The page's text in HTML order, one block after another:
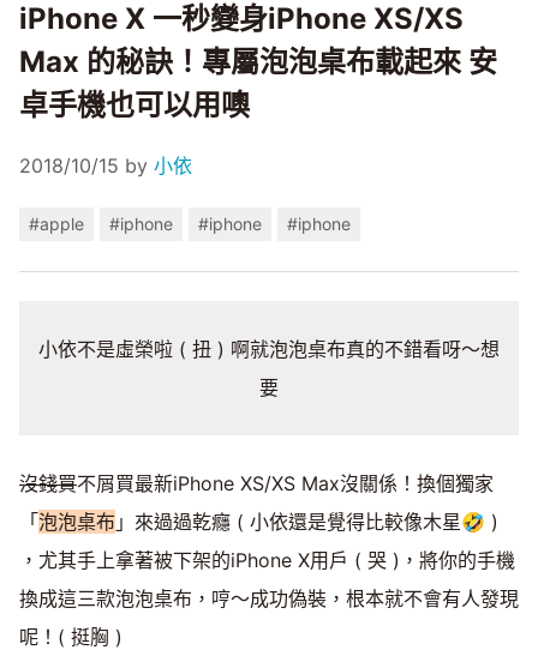
iPhone X 一秒變身iPhone XS/XS
Max 的秘訣！專屬泡泡桌布載起來 安
卓手機也可以用噢
2018/10/15 by 小依
#apple #iphone #iphone #iphone
小依不是虛榮啦 ( 扭 ) 啊就泡泡桌布真的不錯看呀～想
要
沒錢買不屑買最新iPhone XS/XS Max沒關係！換個獨家
「泡泡桌布 」來過過乾癮 ( 小依還是覺得比較像木星🤣 )
，尤其手上拿著被下架的iPhone X用戶 ( 哭 )，將你的手機
換成這三款泡泡桌布，哼～成功偽裝，根本就不會有人發現
呢！( 挺胸 )